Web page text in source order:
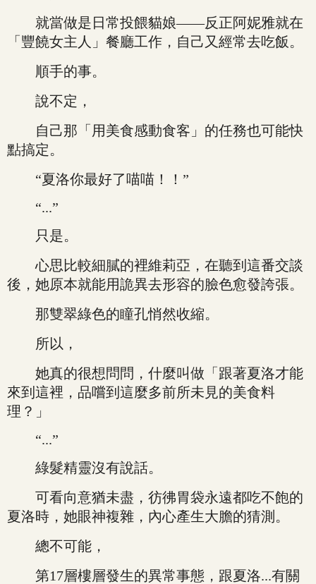
就當做是日常投餵貓娘——反正阿妮雅就在
「豐饒女主人」餐廳工作，自己又經常去吃飯。
順手的事。
說不定，
自己那「用美食感動食客」的任務也可能快
點搞定。
“夏洛你最好了喵喵！！”
“...”
只是。
心思比較細膩的裡維莉亞，在聽到這番交談
後，她原本就能用詭異去形容的臉色愈發誇張。
那雙翠綠色的瞳孔悄然收縮。
所以，
她真的很想問問，什麼叫做「跟著夏洛才能
來到這裡，品嚐到這麼多前所未見的美食料
理？」
“...”
綠髮精靈沒有說話。
可看向意猶未盡，彷彿胃袋永遠都吃不飽的
夏洛時，她眼神複雜，內心產生大膽的猜測。
總不可能，
第17層樓層發生的異常事態，跟夏洛...有關